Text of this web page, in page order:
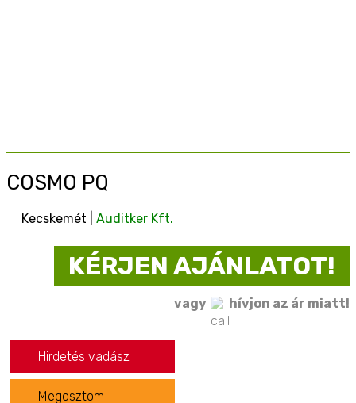
COSMO PQ
Kecskemét |Auditker Kft.
KÉRJEN AJÁNLATOT!
vagy hívjon az ár miatt!
Hirdetés vadász
Megosztom